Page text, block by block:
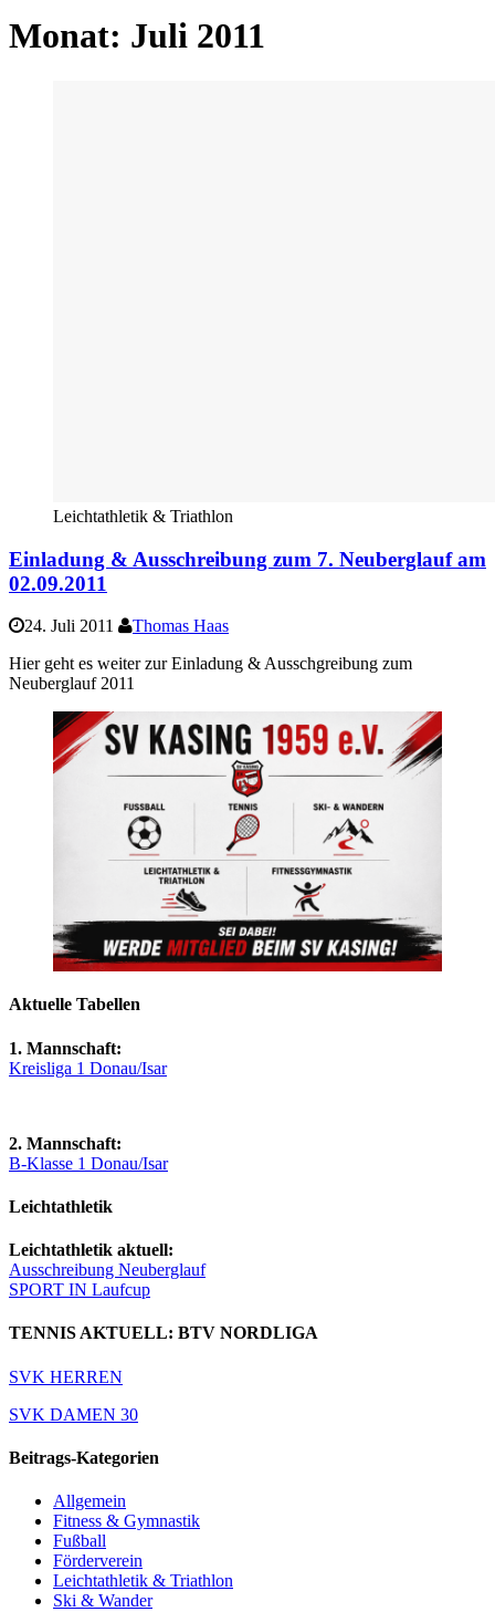
Monat: Juli 2011
Leichtathletik & Triathlon
Einladung & Ausschreibung zum 7. Neuberglauf am
02.09.2011
24. Juli 2011
Thomas Haas
Hier geht es weiter zur Einladung & Ausschgreibung zum
Neuberglauf 2011
Aktuelle Tabellen
1. Mannschaft:
Kreisliga 1 Donau/Isar
2. Mannschaft:
B-Klasse 1 Donau/Isar
Leichtathletik
Leichtathletik aktuell:
Ausschreibung Neuberglauf
SPORT IN Laufcup
TENNIS AKTUELL: BTV NORDLIGA
SVK HERREN
SVK DAMEN 30
Beitrags-Kategorien
Allgemein
Fitness & Gymnastik
Fußball
Förderverein
Leichtathletik & Triathlon
Ski & Wander